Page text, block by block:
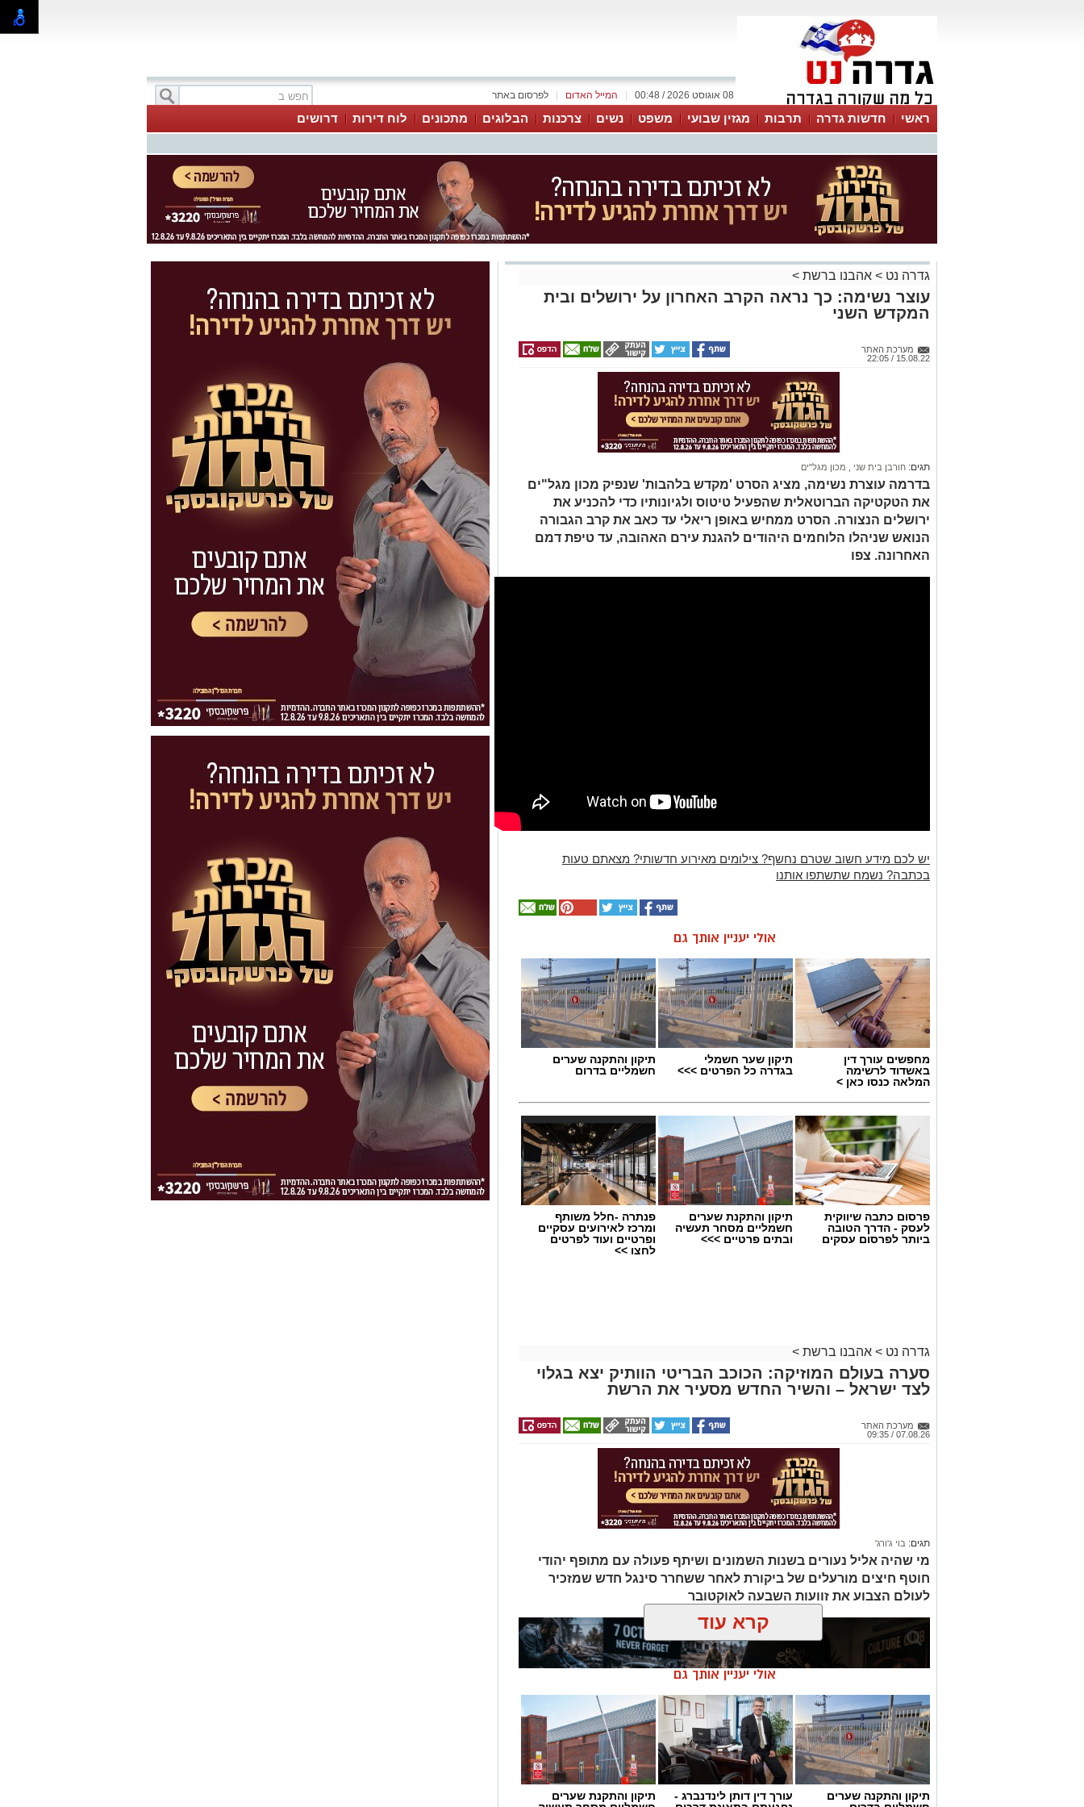
לפרסום באתר המייל האדום 08 אוגוסט 2026 / 00:48
ראשי חדשות גדרה תרבות מגזין שבועי משפט נשים צרכנות הבלוגים מתכונים לוח דירות דרושים
גדרה נט > אהבנו ברשת >
עוצר נשימה: כך נראה הקרב האחרון על ירושלים ובית
המקדש השני
מערכת האתר
15.08.22 / 22:05
תגים: חורבן בית שני מכון מגל"ים
בדרמה עוצרת נשימה, מציג הסרט 'מקדש בלהבות' שנפיק מכון מגל"ים
את הטקטיקה הברוטאלית שהפעיל טיטוס ולגיונותיו כדי להכניע את
ירושלים הנצורה. הסרט ממחיש באופן ריאלי עד כאב את קרב הגבורה
הנואש שניהלו הלוחמים היהודים להגנת עירם האהובה, עד טיפת דמם
האחרונה. צפו
יש לכם מידע חשוב שטרם נחשף? צילומים מאירוע חדשותי? מצאתם טעות
בכתבה? נשמח שתשתפו אותנו
אולי יעניין אותך גם
מחפשים עורך דין
באשדוד לרשימה
המלאה כנסו כאן >
תיקון שער חשמלי
בגדרה כל הפרטים >>>
תיקון והתקנה שערים
חשמליים בדרום
פרסום כתבה שיווקית
לעסק - הדרך הטובה
ביותר לפרסום עסקים
תיקון והתקנת שערים
חשמליים מסחר תעשיה
ובתים פרטיים >>>
פנתרה -חלל משותף
ומרכז לאירועים עסקיים
ופרטיים ועוד לפרטים
לחצו >>
גדרה נט > אהבנו ברשת >
סערה בעולם המוזיקה: הכוכב הבריטי הוותיק יצא בגלוי
לצד ישראל – והשיר החדש מסעיר את הרשת
מערכת האתר
07.08.26 / 09:35
תגים: בוי ג'ורג'
מי שהיה אליל נעורים בשנות השמונים ושיתף פעולה עם מתופף יהודי
חוטף חיצים מורעלים של ביקורת לאחר ששחרר סינגל חדש שמזכיר
לעולם הצבוע את זוועות השבעה לאוקטובר
קרא עוד
אולי יעניין אותך גם
תיקון והתקנה שערים
עורך דין דותן לינדנברג -
תיקון והתקנת שערים